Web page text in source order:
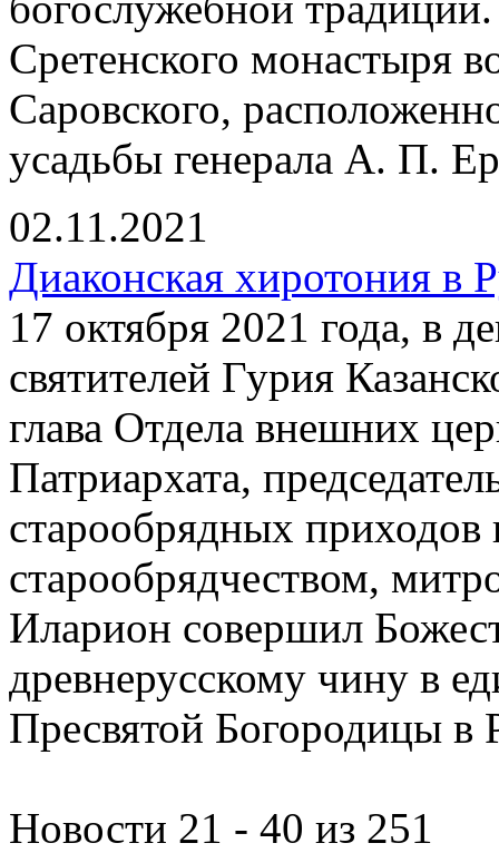
Сретенского монастыря
Саровского,
усадьбы генерала А. П.
02.11.2021
Диаконская хиротония в
17 октября 2021 года, в
святителей Гурия
глава Отдела внешних
Патриархата,
старообрядных
старообрядчеством,
Иларион совершил
древнерусскому чину в
Пресвятой Богородицы в
Новости 21 - 40 из 251